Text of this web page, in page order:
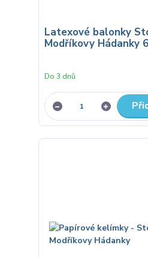
Latexové balonky
Modříkovy Hádanky
Do 3 dnů